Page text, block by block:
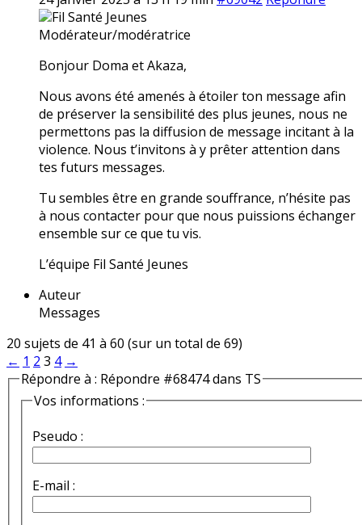
Fil Santé Jeunes
Modérateur/modératrice
Bonjour Doma et Akaza,
Nous avons été amenés à étoiler ton message afin
de préserver la sensibilité des plus jeunes, nous ne
permettons pas la diffusion de message incitant à la
violence. Nous t’invitons à y prêter attention dans
tes futurs messages.
Tu sembles être en grande souffrance, n’hésite pas
à nous contacter pour que nous puissions échanger
ensemble sur ce que tu vis.
L’équipe Fil Santé Jeunes
Auteur
Messages
20 sujets de 41 à 60 (sur un total de 69)
← 1 2 3 4 →
Répondre à : Répondre #68474 dans TS
Vos informations :
Pseudo :
E-mail :